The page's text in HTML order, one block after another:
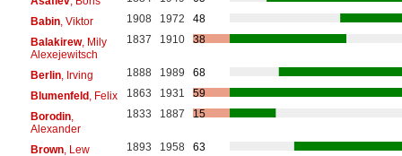
Babin, Viktor 1908 1972
48
Balakirew, Mily
Alexejewitsch
1837 1910 38
Berlin, Irving 1888 1989
68
Blumenfeld, Felix 1863 1931
59
Borodin,
Alexander
1833 1887 15
Brown, Lew 1893 1958
63